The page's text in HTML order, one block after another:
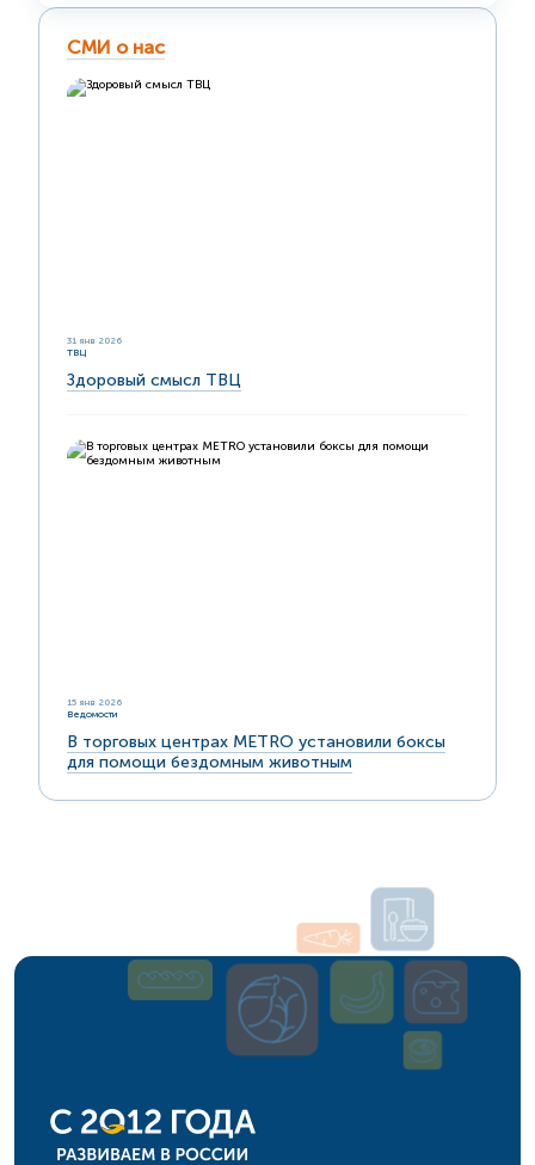
СМИ о нас
31 янв 2026
ТВЦ
Здоровый смысл ТВЦ
15 янв 2026
Ведомости
В торговых центрах METRO установили боксы
для помощи бездомным животным